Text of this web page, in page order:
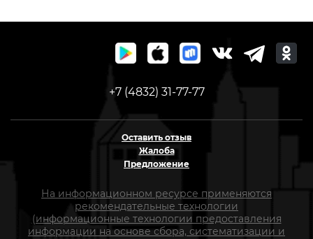
+7 (4832) 31-77-77
Оставить отзыв
Жалоба
Предложение
На информационном ресурсе применяются
рекомендательные технологии
(информационные технологии предоставления
информации на основе сбора, систематизации и